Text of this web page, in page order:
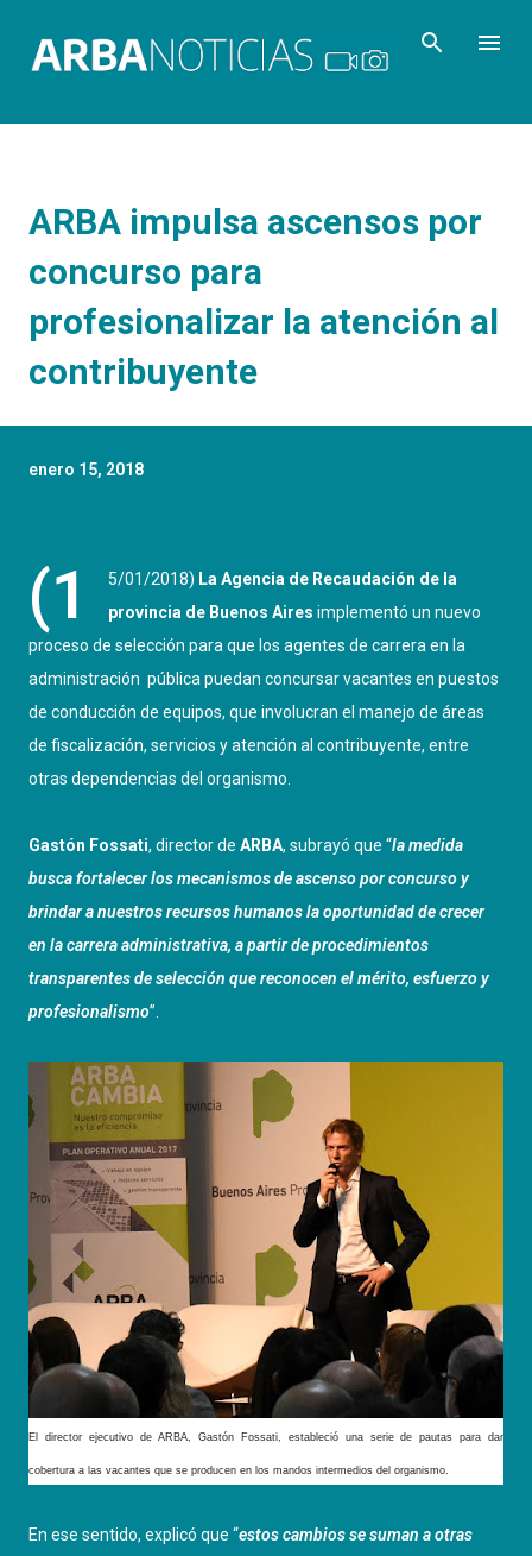
ARBA impulsa ascensos por
concurso para
profesionalizar la atención al
contribuyente
enero 15, 2018
(1 5/01/2018) La Agencia de Recaudación de la
provincia de Buenos Aires implementó un nuevo
proceso de selección para que los agentes de carrera en la
administración pública puedan concursar vacantes en puestos
de conducción de equipos, que involucran el manejo de áreas
de fiscalización, servicios y atención al contribuyente, entre
otras dependencias del organismo.
Gastón Fossati, director de ARBA, subrayó que “la medida
busca fortalecer los mecanismos de ascenso por concurso y
brindar a nuestros recursos humanos la oportunidad de crecer
en la carrera administrativa, a partir de procedimientos
transparentes de selección que reconocen el mérito, esfuerzo y
profesionalismo”.
El director ejecutivo de ARBA, Gastón Fossati, estableció una serie de pautas para dar
cobertura a las vacantes que se producen en los mandos intermedios del organismo.
En ese sentido, explicó que “estos cambios se suman a otras